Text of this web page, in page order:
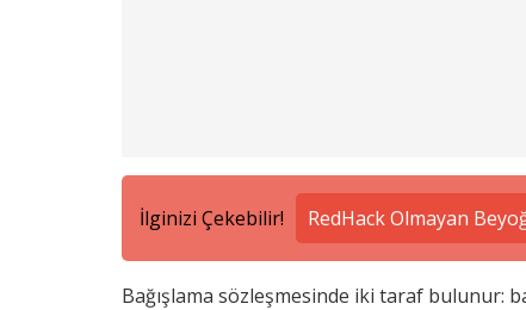
İlginizi Çekebilir! RedHack Olmayan
Bağışlama sözleşmesinde iki taraf bulunur: